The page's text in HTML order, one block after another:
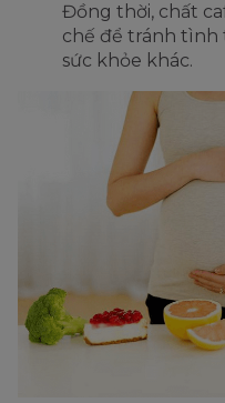
Đồng thời, chất
chế để tránh tình
sức khỏe khác.